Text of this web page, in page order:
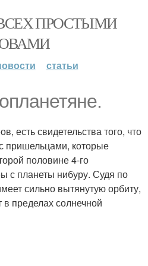
ПРОСТЫМИ
статьи
есть свидетельства того, что
пришельцами, которые
половине 4-го
с планеты нибуру. Судя по
сильно вытянутую орбиту,
в пределах солнечной